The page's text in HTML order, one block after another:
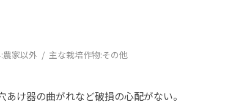
農家以外 主な栽培作物:その他
け器の曲がれなど破損の心配がない。